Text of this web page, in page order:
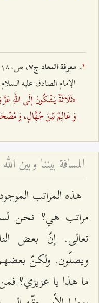
معرفة المعاد ج۷ ، ص۱۸۰: روى الكليني في «ا
الإمام الصادق عليه
«ثَلَاثَةٌ يَشْكُونَ إلَى
وَ عَالِمٌ بَيْنَ جُهَّالٍ، وَ
هذه المراتب
مراتب هي؟ نحن
تعالى. إنّ بعض
ويصلّون. ولكنّ بعضهم
ما هذا يا عزيزي؟